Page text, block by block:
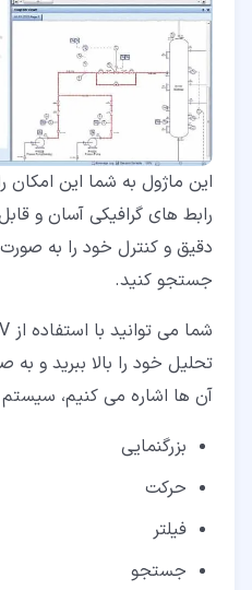
این ماژول به شما این امکان
رابط های گرافیکی آسان و
دقیق و کنترل خود را به
جستجو کنید.
تحلیل خود را بالا ببرید و به
آن ها اشاره می کنیم،
بزرگنمایی
حرکت
فیلتر
جستجو